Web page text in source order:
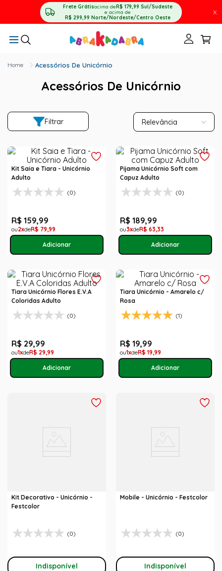
Frete Grátisacima deR$ 179,99 Sul/Sudeste
e acima de
R$ 299,99 Norte/Nordeste/Centro Oeste
X
Acessórios De Unicórnio
Acessórios De Unicórnio
Filtrar Relevância
Kit Saia e Tiara - Unicórnio
Adulto
(0)
R$ 159,99
2 R$ 79,99
Pijama Unicórnio Soft com
Capuz Adulto
(0)
R$ 189,99
3 R$ 63,33
Tiara Unicórnio Flores E.V.A
Coloridas Adulto
(0)
R$ 29,99
1 R$ 29,99
Tiara Unicórnio - Amarelo c/
Rosa
(1)
R$ 19,99
1 R$ 19,99
Kit Decorativo - Unicórnio -
Festcolor
(0)
Indisponível
Mobile - Unicórnio - Festcolor
(0)
Indisponível